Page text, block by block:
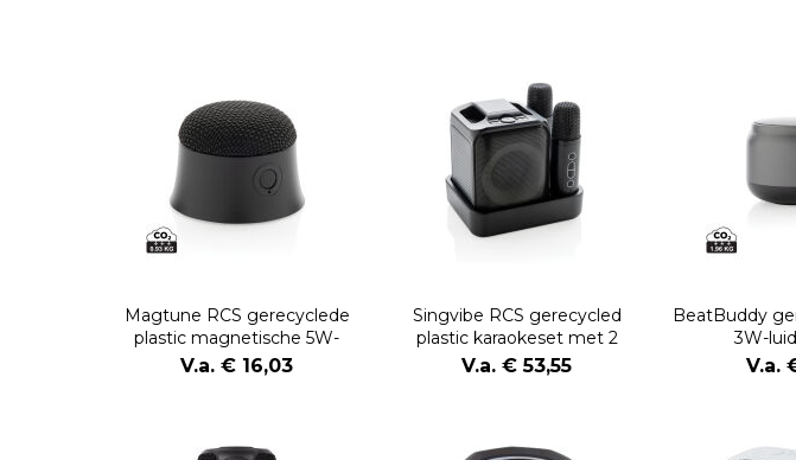
Magtune RCS gerecyclede
plastic magnetische 5W-
luidspreker
V.a. € 16,03
Singvibe RCS gerecycled
plastic karaokeset met 2
microfoons
V.a. € 53,55
BeatBuddy
3W-
V.a.